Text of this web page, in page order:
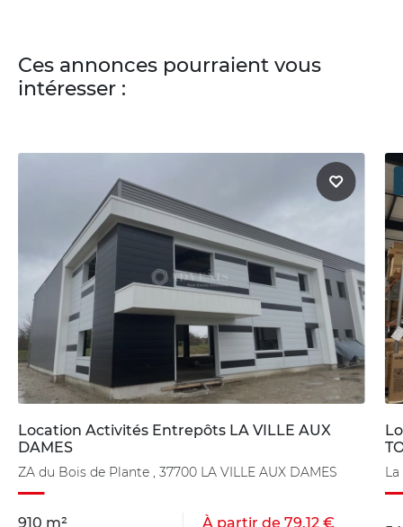
Ces annonces pourraient vous
intéresser :
Location Activités Entrepôts LA VILLE AUX
DAMES
ZA du Bois de Plante , 37700 LA VILLE AUX DAMES
910 m² À partir de 79.12 €